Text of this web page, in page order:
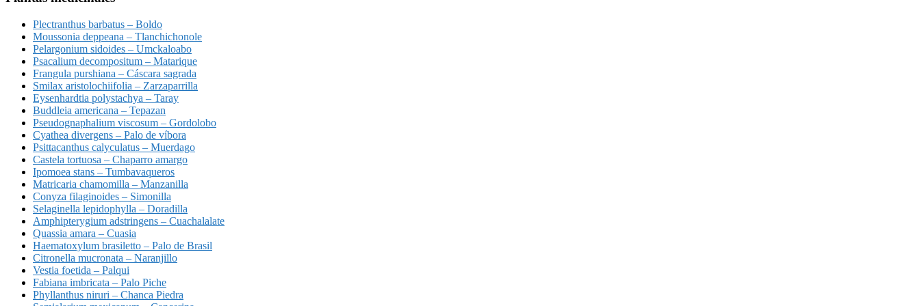
Plectranthus barbatus – Boldo
Moussonia deppeana – Tlanchichonole
Pelargonium sidoides – Umckaloabo
Psacalium decompositum – Matarique
Frangula purshiana – Cáscara sagrada
Smilax aristolochiifolia – Zarzaparrilla
Eysenhardtia polystachya – Taray
Buddleia americana – Tepazan
Pseudognaphalium viscosum – Gordolobo
Cyathea divergens – Palo de víbora
Psittacanthus calyculatus – Muerdago
Castela tortuosa – Chaparro amargo
Ipomoea stans – Tumbavaqueros
Matricaria chamomilla – Manzanilla
Conyza filaginoides – Simonilla
Selaginella lepidophylla – Doradilla
Amphipterygium adstringens – Cuachalalate
Quassia amara – Cuasia
Haematoxylum brasiletto – Palo de Brasil
Citronella mucronata – Naranjillo
Vestia foetida – Palqui
Fabiana imbricata – Palo Piche
Phyllanthus niruri – Chanca Piedra